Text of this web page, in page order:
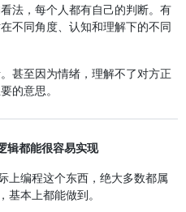
法，每个人都有自己的判断。有
不同角度、认知和理解下的不同
甚至因为情绪，理解不了对方正
的意思。
辑都能很容易实现
上编程这个东西，绝大多数都属
基本上都能做到。